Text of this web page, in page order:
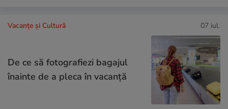
Vacanțe și Cultură 07 iul.
De ce să fotografiezi bagajul
înainte de a pleca în vacanță